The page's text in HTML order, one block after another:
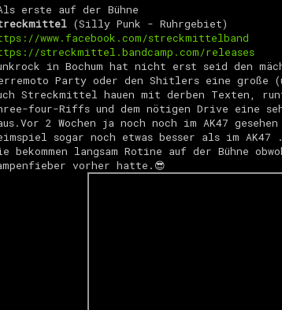
erste auf der Bühne
(Silly Punk - Ruhrgebiet)
www.facebook.com/streckmittelband
streckmittel.bandcamp.com/releases
in Bochum hat nicht erst seid den
Party oder den Shitlers eine große
Streckmittel hauen mit derben Texten,
four-Riffs und dem nötigen Drive eine
2 Wochen ja noch noch im AK47
sogar noch etwas besser als im AK47 .
bekommen langsam Rotine auf der Bühne
vorher hatte.😎